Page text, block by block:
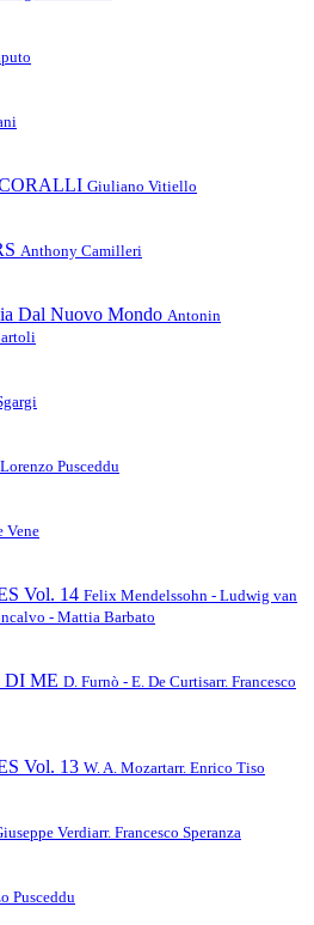
Giuliano Vitiello
Anthony Camilleri
Dal Nuovo Mondo Antonin
Lorenzo Pusceddu
Vene
Vol. 14 Felix Mendelssohn - Ludwig van
- Mattia Barbato
DI ME D. Furnò - E. De Curtisarr. Francesco
Vol. 13 W. A. Mozartarr. Enrico Tiso
Verdiarr. Francesco Speranza
Pusceddu